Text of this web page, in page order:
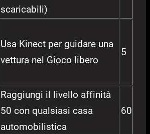
scaricabili)
Usa Kinect per guidare una
vettura nel Gioco libero
5
Raggiungi il livello affinità
50 con qualsiasi casa
automobilistica
60